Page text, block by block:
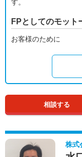
す。
FPとしてのモット
お客様のために
相談する
株式